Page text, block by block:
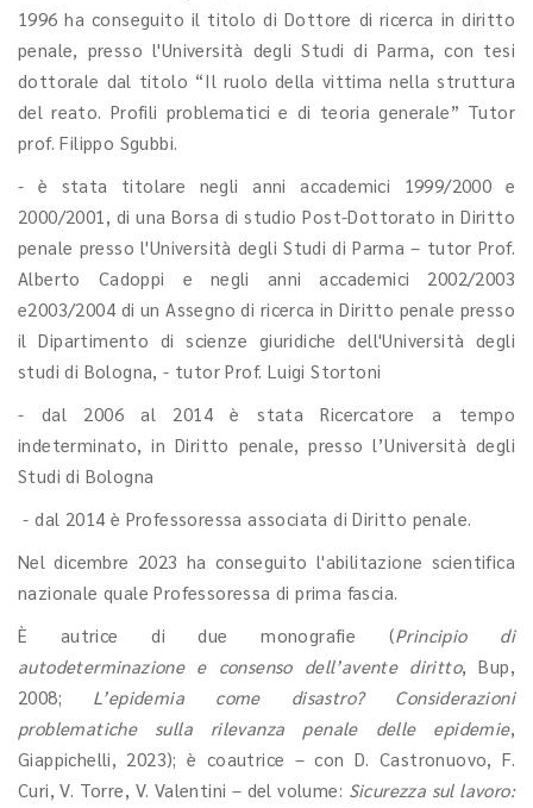
1996 ha conseguito il titolo di Dottore di ricerca in diritto
penale, presso l'Università degli Studi di Parma, con tesi
dottorale dal titolo “Il ruolo della vittima nella struttura
del reato. Profili problematici e di teoria generale” Tutor
prof. Filippo Sgubbi.
- è stata titolare negli anni accademici 1999/2000 e
2000/2001, di una Borsa di studio Post-Dottorato in Diritto
penale presso l'Università degli Studi di Parma – tutor Prof.
Alberto Cadoppi e negli anni accademici 2002/2003
e2003/2004 di un Assegno di ricerca in Diritto penale presso
il Dipartimento di scienze giuridiche dell'Università degli
studi di Bologna, - tutor Prof. Luigi Stortoni
- dal 2006 al 2014 è stata Ricercatore a tempo
indeterminato, in Diritto penale, presso l’Università degli
Studi di Bologna
- dal 2014 è Professoressa associata di Diritto penale.
Nel dicembre 2023 ha conseguito l'abilitazione scientifica
nazionale quale Professoressa di prima fascia.
È autrice di due monografie (Principio di
autodeterminazione e consenso dell’avente diritto, Bup,
2008; L’epidemia come disastro? Considerazioni
problematiche sulla rilevanza penale delle epidemie,
Giappichelli, 2023); è coautrice – con D. Castronuovo, F.
Curi, V. Torre, V. Valentini – del volume: Sicurezza sul lavoro: